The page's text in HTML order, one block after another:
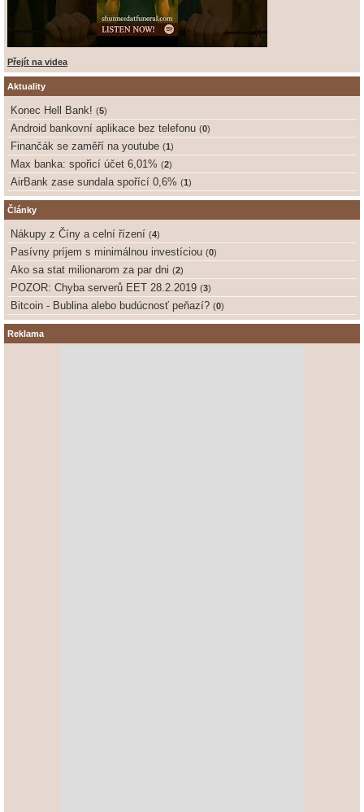
Přejít na videa
Aktuality
Konec Hell Bank! (5)
Android bankovní aplikace bez telefonu (0)
Finančák se zaměří na youtube (1)
Max banka: spořicí účet 6,01% (2)
AirBank zase sundala spořící 0,6% (1)
Články
Nákupy z Číny a celní řízení (4)
Pasívny príjem s minimálnou investíciou (0)
Ako sa stat milionarom za par dni (2)
POZOR: Chyba serverů EET 28.2.2019 (3)
Bitcoin - Bublina alebo budúcnosť peňazí? (0)
Reklama